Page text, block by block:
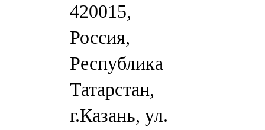
420015,
Россия,
Республика
Татарстан,
г.Казань, ул.